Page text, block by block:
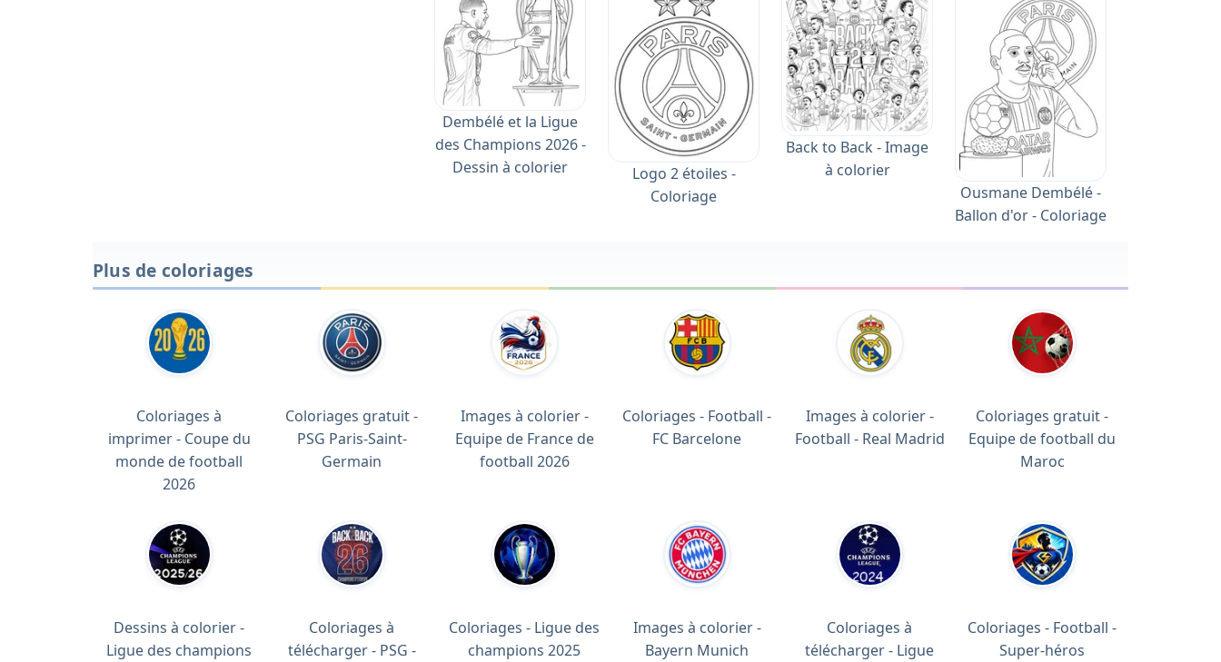
Dembélé et la Ligue
des Champions 2026 -
Dessin à colorier
Logo 2 étoiles -
Coloriage
Back to Back - Image
à colorier
Ousmane Dembélé -
Ballon d'or - Coloriage
Plus de coloriages
Coloriages à
imprimer - Coupe du
monde de football
2026
Coloriages gratuit -
PSG Paris-Saint-
Germain
Images à colorier -
Equipe de France de
football 2026
Coloriages - Football -
FC Barcelone
Images à colorier -
Football - Real Madrid
Coloriages gratuit -
Equipe de football du
Maroc
Dessins à colorier -
Ligue des champions
Coloriages à
télécharger - PSG -
Coloriages - Ligue des
champions 2025
Images à colorier -
Bayern Munich
Coloriages à
télécharger - Ligue
Coloriages - Football -
Super-héros